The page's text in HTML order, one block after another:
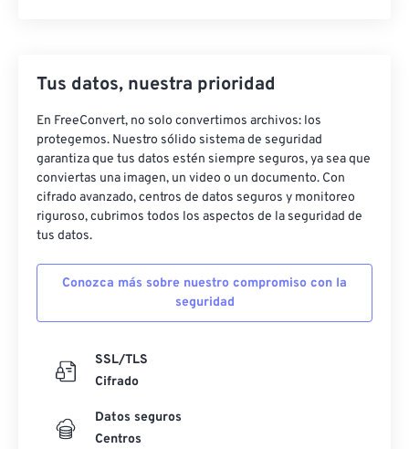
Tus datos, nuestra prioridad
En FreeConvert, no solo convertimos archivos: los
protegemos. Nuestro sólido sistema de seguridad
garantiza que tus datos estén siempre seguros, ya sea que
conviertas una imagen, un video o un documento. Con
cifrado avanzado, centros de datos seguros y monitoreo
riguroso, cubrimos todos los aspectos de la seguridad de
tus datos.
Conozca más sobre nuestro compromiso con la
seguridad
SSL/TLS
Cifrado
Datos seguros
Centros